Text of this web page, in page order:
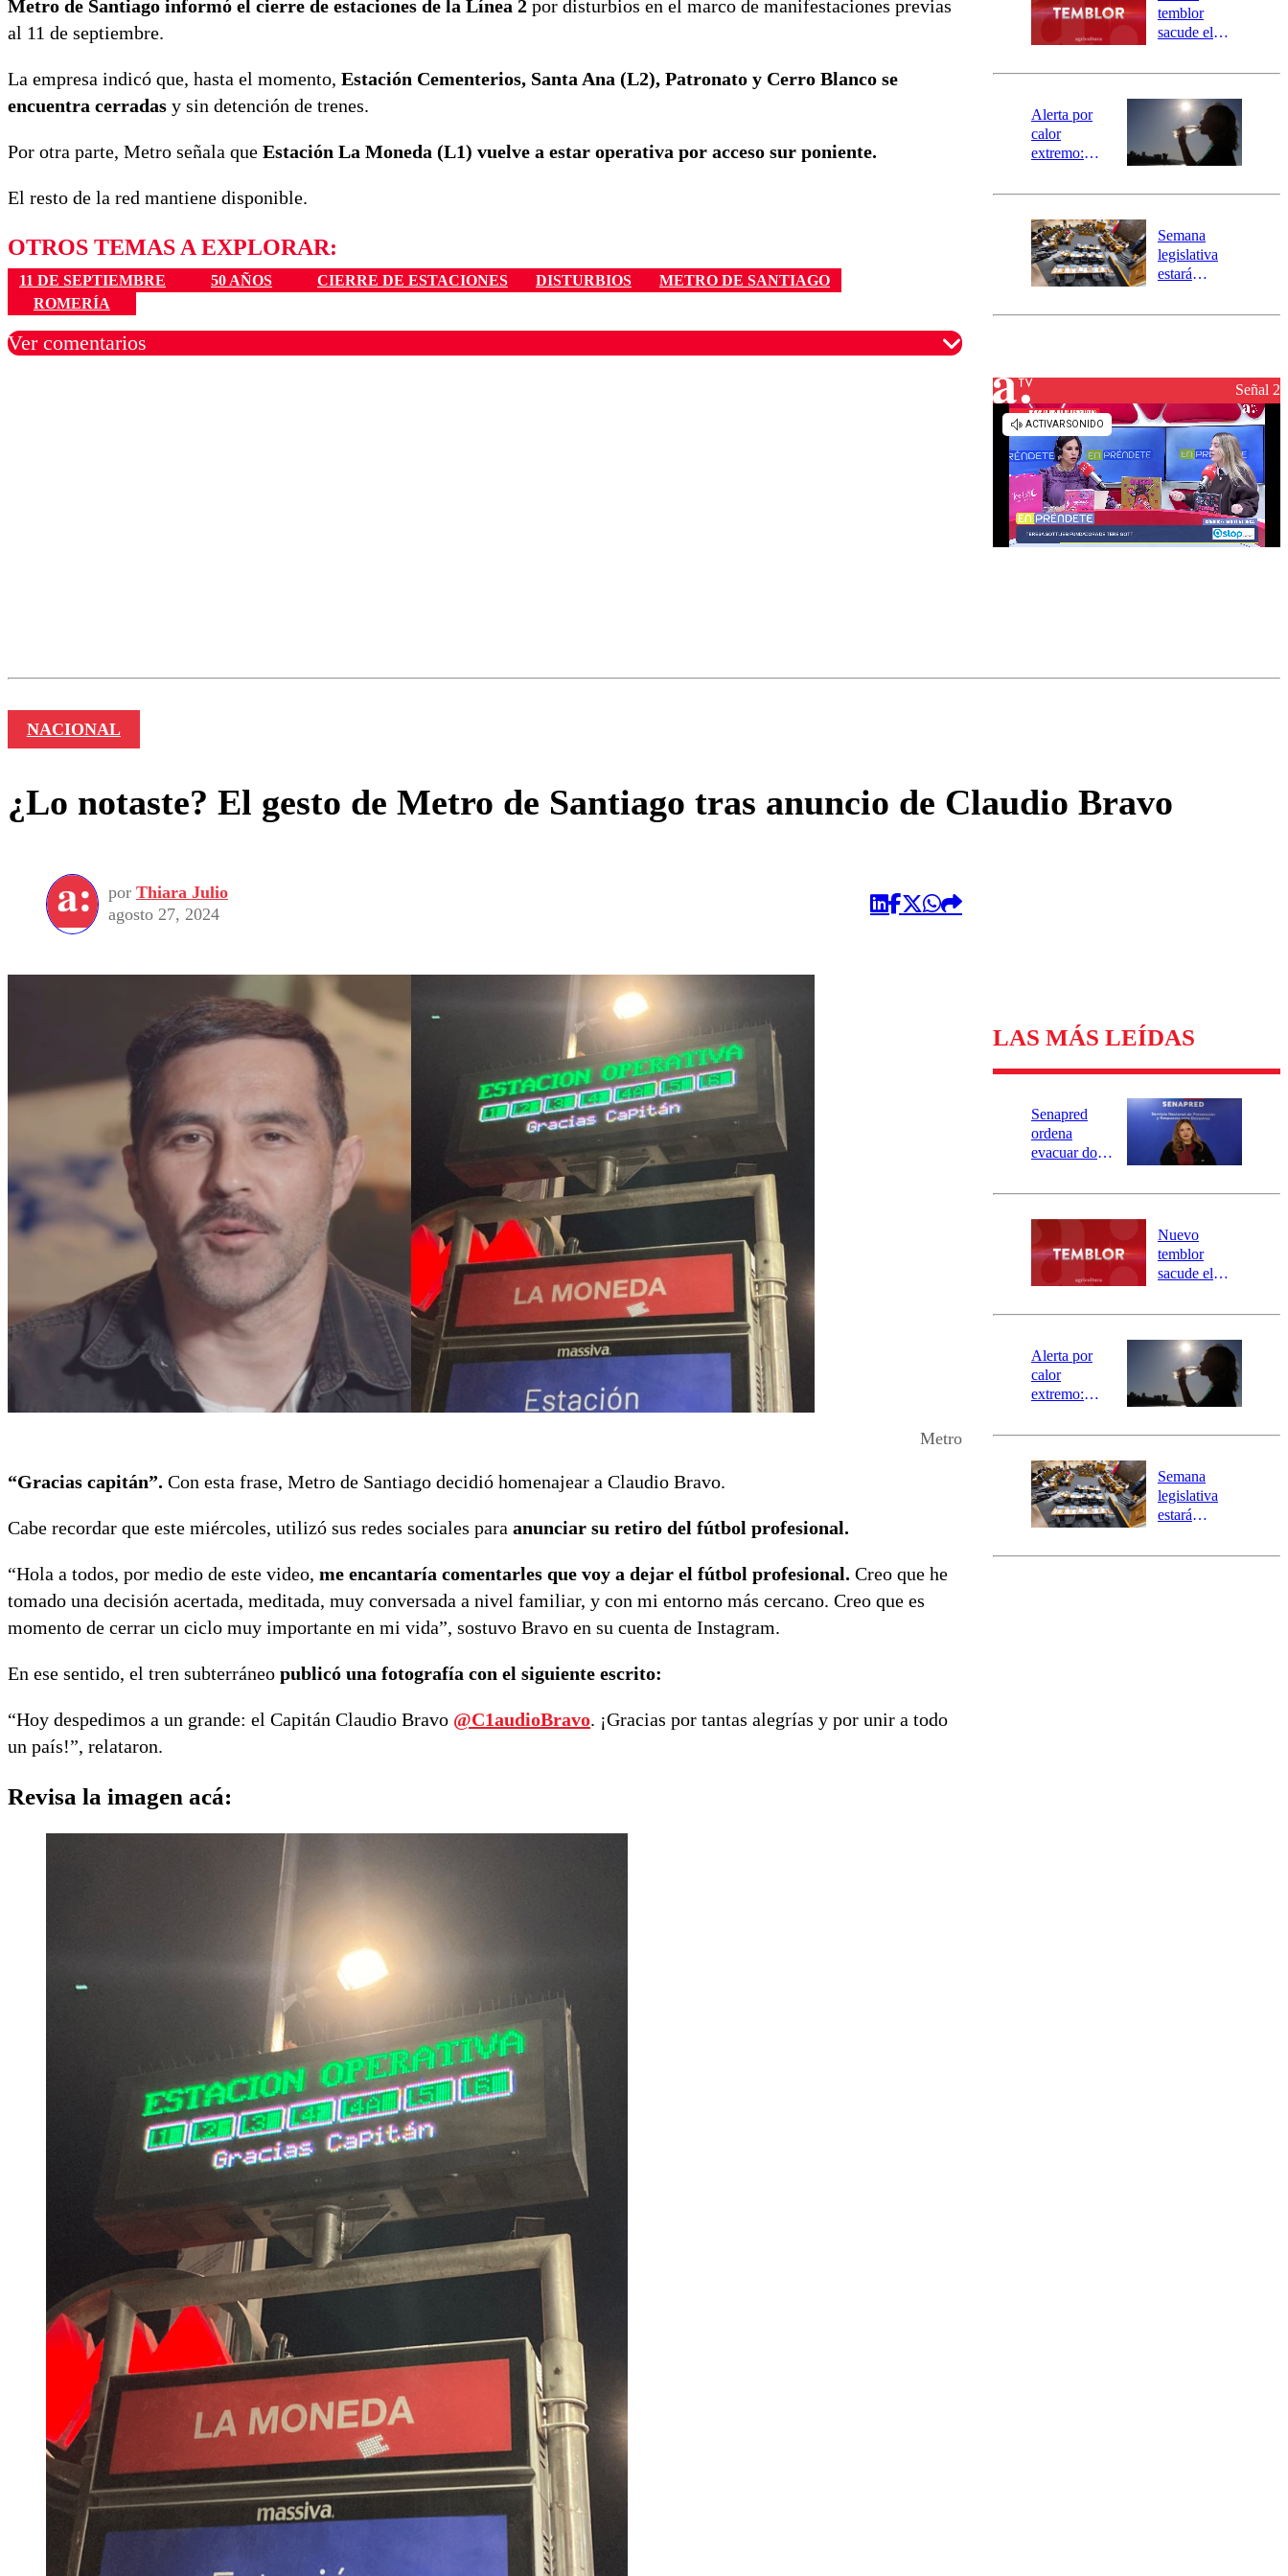
Metro de Santiago informó el cierre de estaciones de la Línea 2 por disturbios en el marco de manifestaciones previas
al 11 de septiembre.
La empresa indicó que, hasta el momento, Estación Cementerios, Santa Ana (L2), Patronato y Cerro Blanco se
encuentra cerradas y sin detención de trenes.
Por otra parte, Metro señala que Estación La Moneda (L1) vuelve a estar operativa por acceso sur poniente.
El resto de la red mantiene disponible.
OTROS TEMAS A EXPLORAR:
11 DE SEPTIEMBRE 50 AÑOS CIERRE DE ESTACIONES DISTURBIOS
METRO DE SANTIAGO
ROMERÍA
Ver comentarios
activa
mensajería
SAE
temblor
sacude el
revisa la
epicentro
Alerta por
calor
extremo:
activa Alerta
Preventiva en
tres comunas
Semana
legislativa
estará
el fin de la
reconstrucciónSeñal 2
NACIONAL
¿Lo notaste? El gesto de Metro de Santiago tras anuncio de Claudio Bravo
por Thiara Julio
agosto 27, 2024
Metro
“Gracias capitán”. Con esta frase, Metro de Santiago decidió homenajear a Claudio Bravo.
Cabe recordar que este miércoles, utilizó sus redes sociales para anunciar su retiro del fútbol profesional.
“Hola a todos, por medio de este video, me encantaría comentarles que voy a dejar el fútbol profesional. Creo que he
tomado una decisión acertada, meditada, muy conversada a nivel familiar, y con mi entorno más cercano. Creo que es
momento de cerrar un ciclo muy importante en mi vida”, sostuvo Bravo en su cuenta de Instagram.
En ese sentido, el tren subterráneo publicó una fotografía con el siguiente escrito:
“Hoy despedimos a un grande: el Capitán Claudio Bravo @C1audioBravo. ¡Gracias por tantas alegrías y por unir a todo
un país!”, relataron.
Revisa la imagen acá:
LAS MÁS LEÍDAS
Senapred
ordena
evacuar dos
Carahue por
río Damas:
activa
mensajería
SAE
Nuevo
temblor
sacude el
revisa la
epicentro
Alerta por
calor
extremo:
activa Alerta
Preventiva en
tres comunas
Semana
legislativa
estará
el fin de la